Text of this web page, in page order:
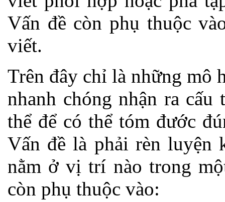
Vấn đề còn phụ thuộc
viết.
Trên đây chỉ là những mô
nhanh chóng nhận ra
thể để có thể tóm đước
Vấn đề là phải rèn luyện
nằm ở vị trí nào trong
còn phụ thuộc vào: